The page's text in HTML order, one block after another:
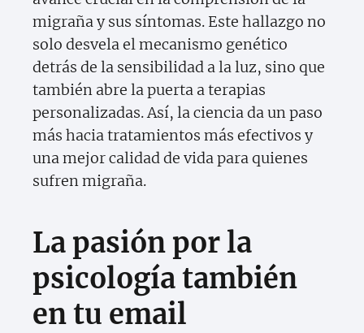
migraña y sus síntomas. Este hallazgo no
solo desvela el mecanismo genético
detrás de la sensibilidad a la luz, sino que
también abre la puerta a terapias
personalizadas. Así, la ciencia da un paso
más hacia tratamientos más efectivos y
una mejor calidad de vida para quienes
sufren migraña.
La pasión por la
psicología también
en tu email